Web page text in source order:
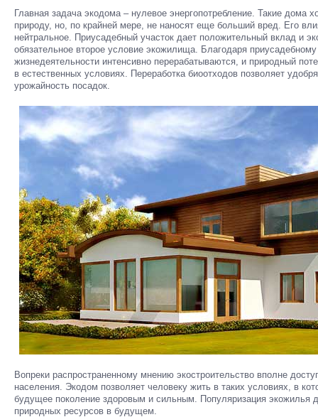
Главная задача экодома – нулевое энергопотребление. Такие дома
природу, но, по крайней мере, не наносят еще больший вред. Его
нейтральное. Приусадебный участок дает положительный вклад и
обязательное второе условие экожилища. Благодаря приусадебному
жизнедеятельности интенсивно перерабатываются, и природный
в естественных условиях. Переработка биоотходов позволяет
урожайность посадок.
Вопреки распространенному мнению экостроительство вполне
населения. Экодом позволяет человеку жить в таких условиях, в
будущее поколение здоровым и сильным. Популяризация экожилья
природных ресурсов в будущем.